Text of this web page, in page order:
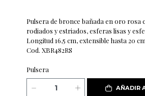
Pulsera de bronce bañada en oro rosa
rodiados y estriados, esferas lisas y
Longitud 16,5 cm, extensible hasta 20
Cod. XBR482RS
Pulsera
AÑADIR